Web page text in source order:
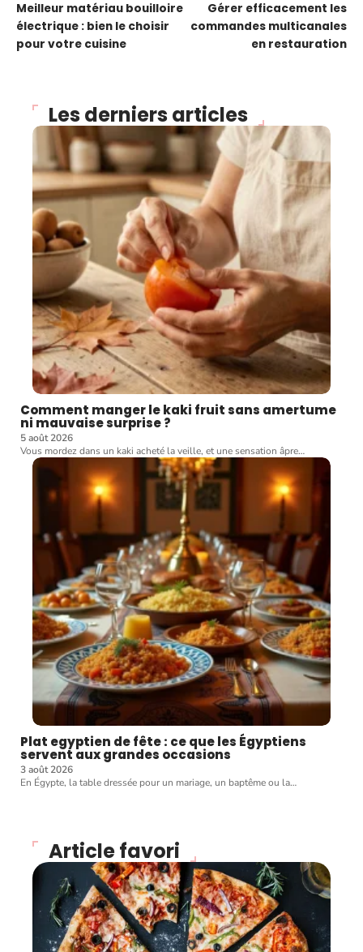
Meilleur matériau bouilloire
électrique : bien le choisir
pour votre cuisine
Gérer efficacement les
commandes multicanales
en restauration
Les derniers articles
Comment manger le kaki fruit sans amertume
ni mauvaise surprise ?
5 août 2026
Vous mordez dans un kaki acheté la veille, et une sensation âpre…
Plat egyptien de fête : ce que les Égyptiens
servent aux grandes occasions
3 août 2026
En Égypte, la table dressée pour un mariage, un baptême ou la…
Article favori